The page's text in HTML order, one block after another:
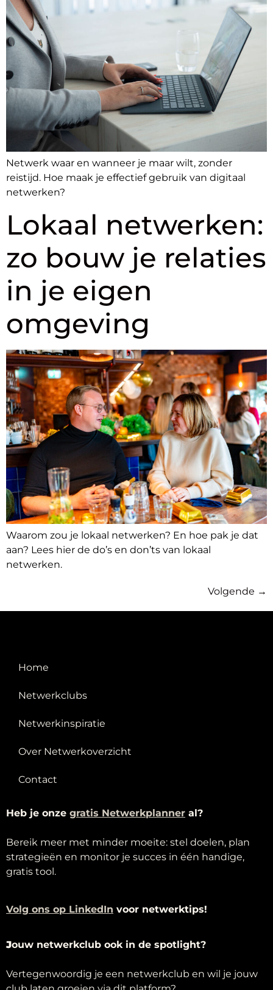
Netwerk waar en wanneer je maar wilt, zonder
reistijd. Hoe maak je effectief gebruik van digitaal
netwerken?
Lokaal netwerken:
zo bouw je relaties
in je eigen
omgeving
Waarom zou je lokaal netwerken? En hoe pak je dat
aan? Lees hier de do’s en don’ts van lokaal
netwerken.
Volgende →
Home
Netwerkclubs
Netwerkinspiratie
Over Netwerkoverzicht
Contact
Heb je onze gratis Netwerkplanner al?
Bereik meer met minder moeite: stel doelen, plan
strategieën en monitor je succes in één handige,
gratis tool.
Volg ons op LinkedIn voor netwerktips!
Jouw netwerkclub ook in de spotlight?
Vertegenwoordig je een netwerkclub en wil je jouw